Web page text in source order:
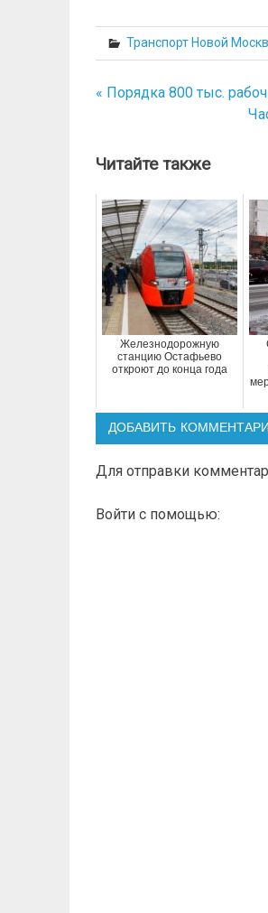
Транспорт Новой
Навигация
записям
« Порядка 800 тыс.
Читайте также
Железнодорожную
станцию Остафьево
откроют до конца года
ДОБАВИТЬ
Для отправки
Войти с помощью: